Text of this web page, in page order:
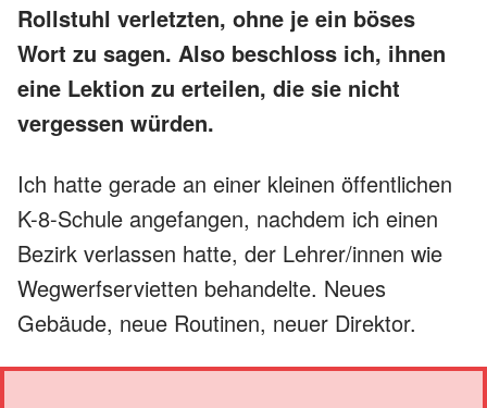
Rollstuhl verletzten, ohne je ein böses
Wort zu sagen. Also beschloss ich, ihnen
eine Lektion zu erteilen, die sie nicht
vergessen würden.
Ich hatte gerade an einer kleinen öffentlichen
K-8-Schule angefangen, nachdem ich einen
Bezirk verlassen hatte, der Lehrer/innen wie
Wegwerfservietten behandelte. Neues
Gebäude, neue Routinen, neuer Direktor.